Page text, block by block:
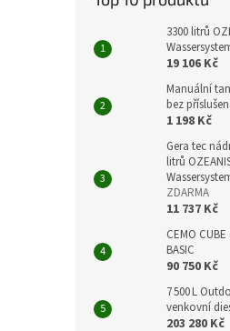
3300 litrů
19 106 Kč
Manuální
bez
1 198 Kč
Gera tec
litrů
ZDARMA
11 737 Kč
CEMO
BASIC
90 750 Kč
7 500 L
venkovní
203 280 Kč